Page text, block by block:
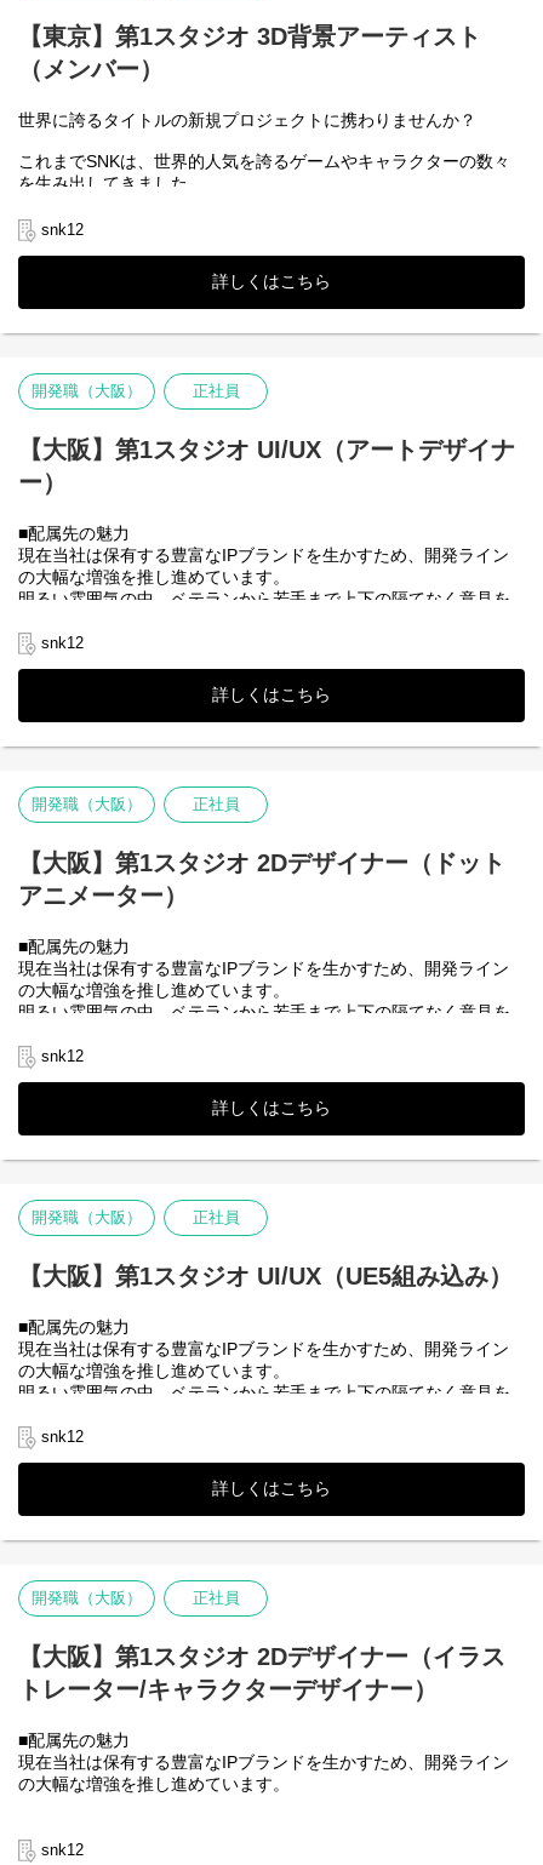
現の基礎となる「動き」の理解を深められる
・Vicon、MotionBuilderなど業界標準ツールの運用スキルを実務で
習得できる
作パイプライン全体の理解が得られる
立ち会うことができる
【東京】第1スタジオ 3D背景アーティスト
（メンバー）
世界に誇るタイトルの新規プロジェクトに携わりませんか？
これまでSNKは、世界的人気を誇るゲームやキャラクターの数々
を生み出してきました。
クションシューティングゲームでは、メタルスラッグなどがあ
り、どれも知名度バツグンの強力な自社IPです。
他にも多くのＩＰを保有しています。
そんな自社IPを活かした、新規プロジェクトの開発メンバーを大
募集します。
体制の強化に着手していきます。
新しく充実した開発環境で力を発揮したい方、もっと自己表現を
様なチャレンジの機会が増えていきます。
ぜひこの機会に新たなSNKへの参加をご検討ください。
snk12
詳しくはこちら
開発職（大阪） 正社員
【大阪】第1スタジオ UI/UX（アートデザイナ
ー）
■配属先の魅力
現在当社は保有する豊富なIPブランドを生かすため、開発ライン
の大幅な増強を推し進めています。
明るい雰囲気の中、ベテランから若手まで上下の隔てなく意見を
やる気のある人ならどなたにでも活躍のチャンスがある職場で
す。そうした環境の中で、長年にわたって世界中に多くのファン
を持つ歴史あるタイトルの制作に参加していただけます。
■本ポジションの魅力
当社が誇る人気IPのUI/UX設計をご担当いただくことで、世界中の
・IPの世界観を活かしつつ、UIで新たな価値を提供するチャレン
ジングな仕事に携われます。
を持ったベテランが在籍しています。そのため、多文化で優秀な
チームの一員として最新技術を用いた技術を磨くことができま
す。
snk12
詳しくはこちら
開発職（大阪） 正社員
【大阪】第1スタジオ 2Dデザイナー（ドット
アニメーター）
■配属先の魅力
現在当社は保有する豊富なIPブランドを生かすため、開発ライン
の大幅な増強を推し進めています。
明るい雰囲気の中、ベテランから若手まで上下の隔てなく意見を
やる気のある人ならどなたにでも活躍のチャンスがある職場で
す。そうした環境の中で、長年にわたって世界中に多くのファン
を持つ歴史あるタイトルの制作に参加していただけます。
■本ポジションの魅力
・ドット絵やドットアニメーションをフルに使ったゲームの製作
・トップレベルのドッターの指導を受けてスキルアップできま
す。
会も多く非常にやりがいがあります。
snk12
詳しくはこちら
開発職（大阪） 正社員
【大阪】第1スタジオ UI/UX（UE5組み込み）
■配属先の魅力
現在当社は保有する豊富なIPブランドを生かすため、開発ライン
の大幅な増強を推し進めています。
明るい雰囲気の中、ベテランから若手まで上下の隔てなく意見を
やる気のある人ならどなたにでも活躍のチャンスがある職場で
す。そうした環境の中で、長年にわたって世界中に多くのファン
を持つ歴史あるタイトルの制作に参加していただけます。
■本ポジションの魅力
当社が誇る人気IPのUI/UX設計をご担当いただくことで、世界中の
・IPの世界観を活かしつつ、UIで新たな価値を提供するチャレン
ジングな仕事に携われます。
を持ったベテランが在籍しています。そのため、多文化で優秀な
チームの一員として最新技術を用いた技術を磨くことができま
す。
snk12
詳しくはこちら
開発職（大阪） 正社員
【大阪】第1スタジオ 2Dデザイナー（イラス
トレーター/キャラクターデザイナー）
■配属先の魅力
現在当社は保有する豊富なIPブランドを生かすため、開発ライン
の大幅な増強を推し進めています。
出し合ってものづくりを進めています。
snk12